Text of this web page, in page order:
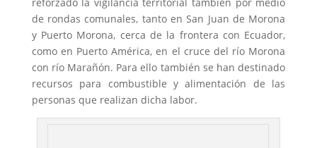
de rondas comunales, tanto en San Juan de Morona
y Puerto Morona, cerca de la frontera con Ecuador,
como en Puerto América, en el cruce del río Morona
con río Marañón. Para ello también se han destinado
recursos para combustible y alimentación de las
personas que realizan dicha labor.